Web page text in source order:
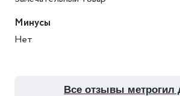
Минусы
Нет
все отзывы метрогил